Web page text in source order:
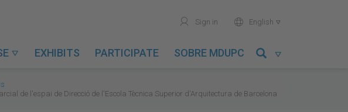
user Sign in world English 
 EXHIBITS PARTICIPATE SOBRE MDUPC 
de l'espai de Direcció de l'Escola Tècnica Superior d'Arquitectura de Barcelona